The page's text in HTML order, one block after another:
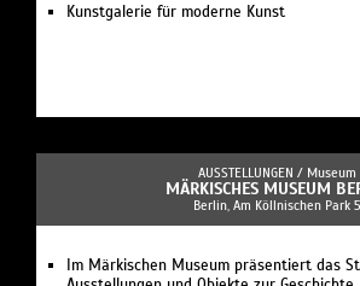
Kunstgalerie für moderne Kunst
AUSSTELLUNGEN / Museum
MÄRKISCHES MUSEUM
Berlin, Am Köllnischen Park 5
Im Märkischen Museum präsentiert das